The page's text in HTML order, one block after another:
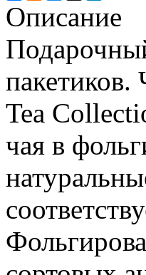
Описание
Tea
чая в